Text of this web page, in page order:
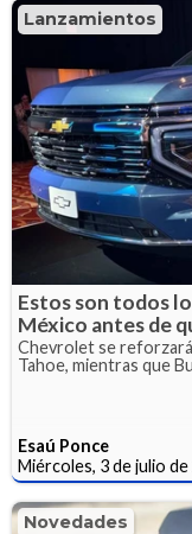
Lanzamientos
Estos son todos
México antes de
Chevrolet se reforzará
Tahoe, mientras que
Esaú Ponce
Miércoles, 3 de julio
Novedades